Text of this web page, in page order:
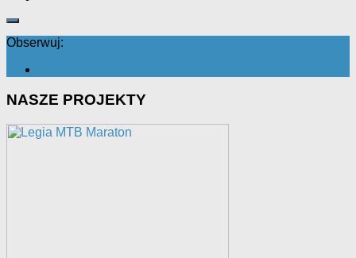
Obserwuj:
NASZE PROJEKTY